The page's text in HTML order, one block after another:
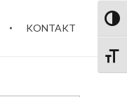
KONTAKT